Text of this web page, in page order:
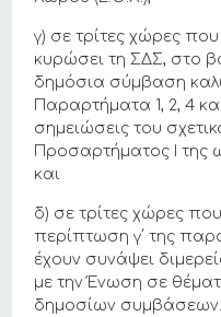
γ) σε τρίτες χώρες
κυρώσει τη ΣΔΣ, στο
δημόσια σύμβαση
Παραρτήματα 1, 2, 4
σημειώσεις του
Προσαρτήματος I
και
δ) σε τρίτες χώρες
περίπτωση γ΄ της
έχουν συνάψει
με την Ένωση σε
δημοσίων συμβάσεων.